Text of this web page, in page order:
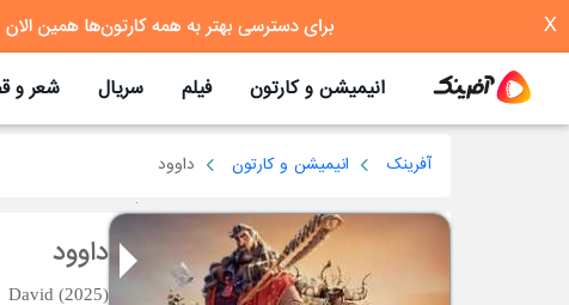
X
انیمیشن و کارتون فیلم سریال شعر و
آفرینک انیمیشن و کارتون داوود
داوود
David (2025)